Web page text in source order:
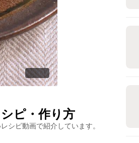
ピ・作り方
シピ動画で紹介しています。